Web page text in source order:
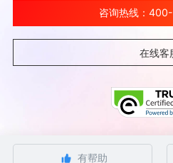
有帮助
咨询热线：
在线客
©北京金山云网络技术有限公司 2026